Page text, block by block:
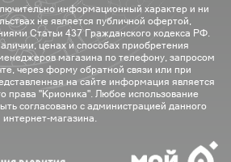
информационный характер и ни
не является публичной офертой,
Статьи 437 Гражданского кодекса РФ.
ценах и способах приобретения
магазина по телефону, запросом
через форму обратной связи или при
на сайте информация является
права "Крионика". Любое использование
согласовано с администрацией данного
интернет-магазина.